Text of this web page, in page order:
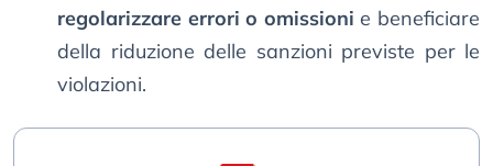
regolarizzare errori o omissioni e beneficiare
della riduzione delle sanzioni previste per le
violazioni.